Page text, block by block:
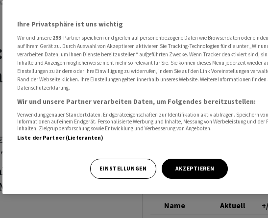
fehlt rund eine Milliarde Barrel Öl
Weltmarkt
Milliarde
dem Weltmarkt laut
Barrel Öl.
Name Aktuell
Ihre Privatsphäre ist uns wichtig
Wir und unsere 293-Partner speichern und greifen auf personenbezogene Daten wie Browserdaten oder
auf Ihrem Gerät zu. Durch Auswahl von Akzeptieren aktivieren Sie Tracking-Technologien für die unter „Wir
verarbeiten Daten, um Ihnen Dienste bereitzustellen“ aufgeführten Zwecke. Wenn Tracker deaktiviert sind,
Inhalte und Anzeigen möglicherweise nicht mehr so relevant für Sie. Sie können dieses Menü jederzeit wieder
Einstellungen zu ändern oder Ihre Einwilligung zu widerrufen, indem Sie auf den Link Voreinstellungen
Rand der Webseite klicken. Ihre Einstellungen gelten innerhalb unseres Website. Weitere Informationen finden
Datenschutzerklärung.
Wir und unsere Partner verarbeiten Daten, um Folgendes bereitzustellen:
Verwendung genauer Standortdaten. Endgeräteeigenschaften zur Identifikation aktiv abfragen. Speichern
Informationen auf einem Endgerät. Personalisierte Werbung und Inhalte, Messung von Werbeleistung und der
Inhalten, Zielgruppenforschung sowie Entwicklung und Verbesserung von Angeboten.
Liste der Partner (Lieferanten)
EINSTELLUNGEN AKZEPTIEREN